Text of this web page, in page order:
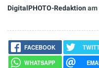
DigitalPHOTO-Redaktionam
FACEBOOK
WHATSAPP